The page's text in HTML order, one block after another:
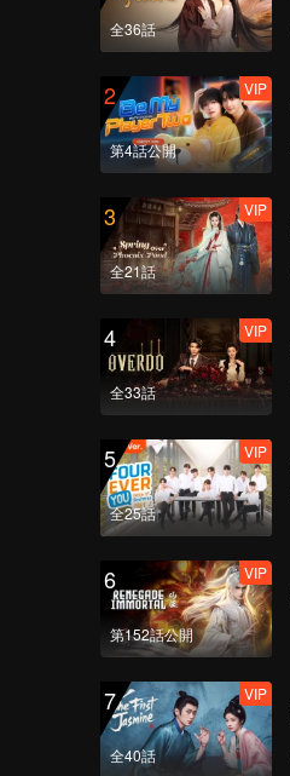
全36話
2
第4話公開
VIP
3
全21話
VIP
4
全33話
VIP
5
全25話
VIP
6
第152話公開
VIP
7
全40話
VIP